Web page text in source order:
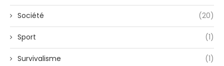
Société (20)
Sport (1)
Survivalisme (1)